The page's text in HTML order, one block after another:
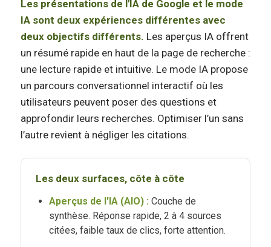
Les présentations de l'IA de Google et le mode
IA sont deux expériences différentes avec
deux objectifs différents. Les aperçus IA offrent
un résumé rapide en haut de la page de recherche :
une lecture rapide et intuitive. Le mode IA propose
un parcours conversationnel interactif où les
utilisateurs peuvent poser des questions et
approfondir leurs recherches. Optimiser l’un sans
l’autre revient à négliger les citations.
Les deux surfaces, côte à côte
Aperçus de l'IA (AIO) :Couche de
synthèse. Réponse rapide, 2 à 4 sources
citées, faible taux de clics, forte attention.